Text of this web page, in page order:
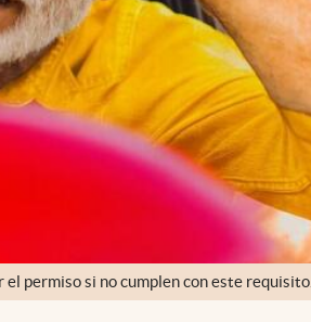
permiso si no cumplen con este requisito.